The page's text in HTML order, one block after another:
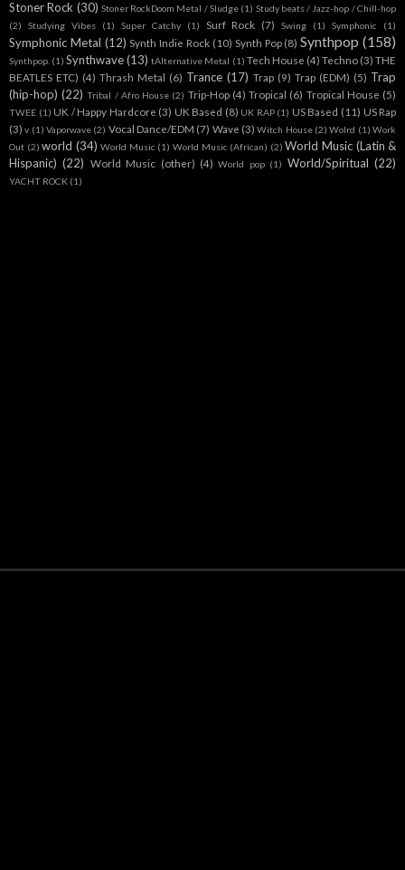
Stoner Rock (30) Stoner RockDoom Metal / Sludge (1) Study beats / Jazz-hop / Chill-hop
(2)
Studying Vibes (1) Super Catchy (1) Surf Rock (7) Swing (1) Symphonic (1)
Symphonic Metal (12) Synth Indie Rock (10) Synth Pop (8) Synthpop (158)
Synthpop. (1) Synthwave (13) tAlternative Metal (1) Tech House (4) Techno (3) THE
BEATLES ETC) (4) Thrash Metal (6) Trance (17) Trap (9) Trap (EDM) (5) Trap
(hip-hop) (22) Tribal / Afro House (2) Trip-Hop (4) Tropical (6) Tropical House (5)
TWEE (1) UK / Happy Hardcore (3) UK Based (8) UK RAP (1) US Based (11) US Rap
(3) v (1) Vaporwave (2) Vocal Dance/EDM (7) Wave (3) Witch House (2) Wolrd (1) Work
Out (2) world (34) World Music (1) World Music (African) (2) World Music (Latin &
Hispanic) (22) World Music (other) (4) World pop (1) World/Spiritual (22)
YACHT ROCK (1)